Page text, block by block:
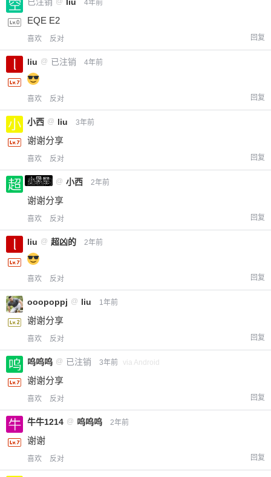
已注销 liu 4年前
EQE E2
喜欢 反对 回复
liu @ 已注销 4年前
喜欢 反对 回复
小西 @ liu 3年前
谢谢分享
喜欢 反对 回复
小黑屋
超凶的 @ 小西 2年前
谢谢分享
喜欢 反对 回复
liu @ 超凶的 2年前
喜欢 反对 回复
ooopoppj @ liu 1年前
谢谢分享
喜欢 反对 回复
呜呜呜 @ 已注销 3年前 via Android
谢谢分享
喜欢 反对 回复
牛牛1214 @ 呜呜呜 2年前
谢谢
喜欢 反对 回复